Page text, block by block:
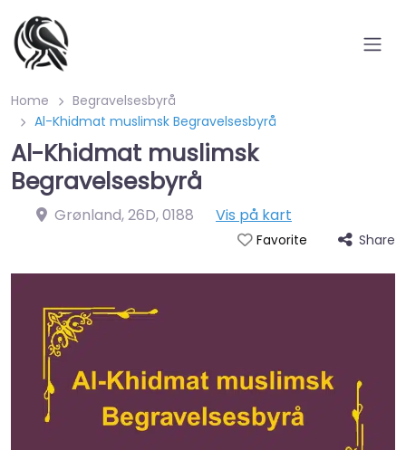
Home
Begravelsesbyrå
Al-Khidmat muslimsk Begravelsesbyrå
Al-Khidmat muslimsk
Begravelsesbyrå
Grønland, 26D,0188 Vis på kart
Favorite Share